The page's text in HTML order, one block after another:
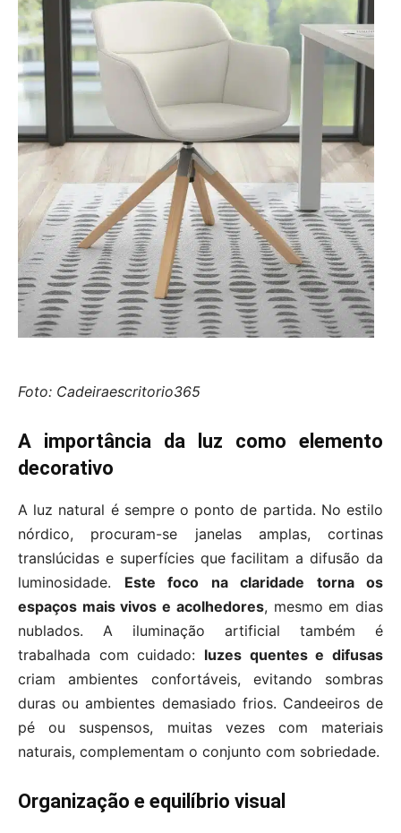
Foto: Cadeiraescritorio365
A importância da luz como elemento
decorativo
A luz natural é sempre o ponto de partida. No estilo
nórdico, procuram-se janelas amplas, cortinas
translúcidas e superfícies que facilitam a difusão da
luminosidade. Este foco na claridade torna os
espaços mais vivos e acolhedores, mesmo em dias
nublados. A iluminação artificial também é
trabalhada com cuidado: luzes quentes e difusas
criam ambientes confortáveis, evitando sombras
duras ou ambientes demasiado frios. Candeeiros de
pé ou suspensos, muitas vezes com materiais
naturais, complementam o conjunto com sobriedade.
Organização e equilíbrio visual